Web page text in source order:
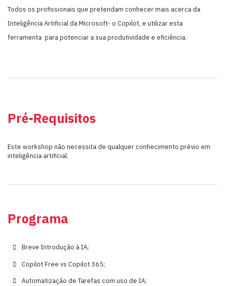
Todos os profissionais que pretendam conhecer mais acerca da
Inteligência Artificial da Microsoft- o Copilot, e utilizar esta
ferramenta para potenciar a sua produtividade e eficiência.
Pré-Requisitos
Este workshop não necessita de qualquer conhecimento prévio em
inteligência artificial.
Programa
Breve Introdução à IA;
Copilot Free vs Copilot 365;
Automatização de Tarefas com uso de IA;